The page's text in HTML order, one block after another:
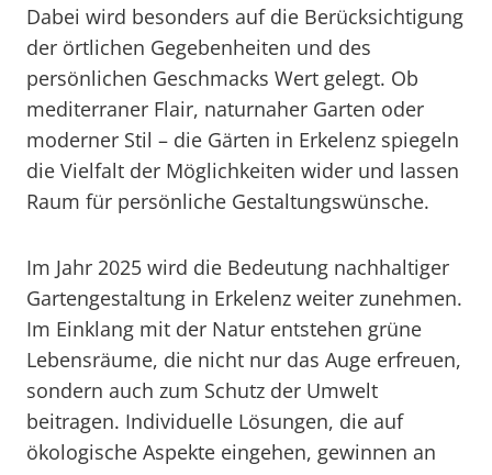
Dabei wird besonders auf die Berücksichtigung
der örtlichen Gegebenheiten und des
persönlichen Geschmacks Wert gelegt. Ob
mediterraner Flair, naturnaher Garten oder
moderner Stil – die Gärten in Erkelenz spiegeln
die Vielfalt der Möglichkeiten wider und lassen
Raum für persönliche Gestaltungswünsche.
Im Jahr 2025 wird die Bedeutung nachhaltiger
Gartengestaltung in Erkelenz weiter zunehmen.
Im Einklang mit der Natur entstehen grüne
Lebensräume, die nicht nur das Auge erfreuen,
sondern auch zum Schutz der Umwelt
beitragen. Individuelle Lösungen, die auf
ökologische Aspekte eingehen, gewinnen an